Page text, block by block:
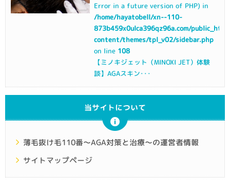
Error in a future version of PHP) in
/home/hayatobell/xn--110-
873b459x0ulca396qz96a.com/
content/themes/tpl_v02/sidebar.php
on line 108
【ミノキジェット（MINOXI JET）体験
談】AGAスキン･･･
当サイトについて
薄毛抜け毛110番～AGA対策と治療～の運営者情報
サイトマップページ